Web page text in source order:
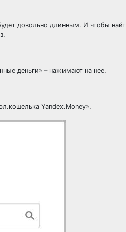
довольно длинным. И чтобы
деньги» – нажимают на нее.
Yandex.Money».